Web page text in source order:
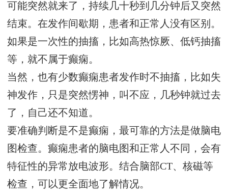
可能突然就来了，持续几十秒到几分钟后又突然
结束。在发作间歇期，患者和正常人没有区别。
如果是一次性的抽搐，比如高热惊厥、低钙抽搐
等，就不属于癫痫。
当然，也有少数癫痫患者发作时不抽搐，比如失
神发作，只是突然愣神，叫不应，几秒钟就过去
了，自己还不知道。
要准确判断是不是癫痫，最可靠的方法是做脑电
图检查。癫痫患者的脑电图和正常人不同，会有
特征性的异常放电波形。结合脑部CT、核磁等
检查，可以更全面地了解情况。